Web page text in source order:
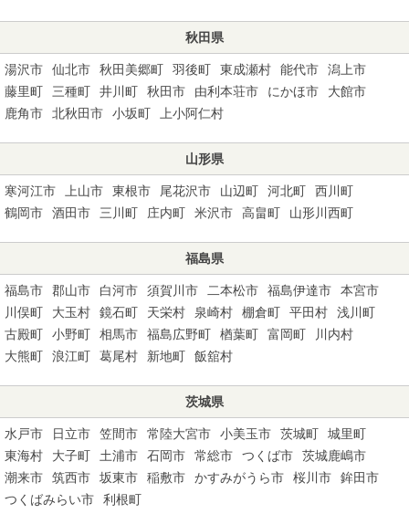
秋田県
湯沢市 仙北市 秋田美郷町 羽後町 東成瀬村 能代市
潟上市
藤里町
三種町 井川町 秋田市 由利本荘市 にかほ市
大館市
鹿角市
北秋田市 小坂町 上小阿仁村
山形県
寒河江市 上山市 東根市 尾花沢市 山辺町 河北町
西川町
鶴岡市
酒田市 三川町 庄内町 米沢市 高畠町 山形川西町
福島県
福島市 郡山市 白河市 須賀川市 二本松市 福島伊達市
本宮市
川俣町
大玉村 鏡石町 天栄村 泉崎村 棚倉町 平田村
浅川町
古殿町
小野町 相馬市 福島広野町 楢葉町 富岡町
川内村
大熊町
浪江町 葛尾村 新地町 飯舘村
茨城県
水戸市 日立市 笠間市 常陸大宮市 小美玉市 茨城町
城里町
東海村
大子町 土浦市 石岡市 常総市 つくば市
茨城鹿嶋市
潮来市
筑西市 坂東市 稲敷市 かすみがうら市 桜川市
鉾田市
つくばみらい市
利根町